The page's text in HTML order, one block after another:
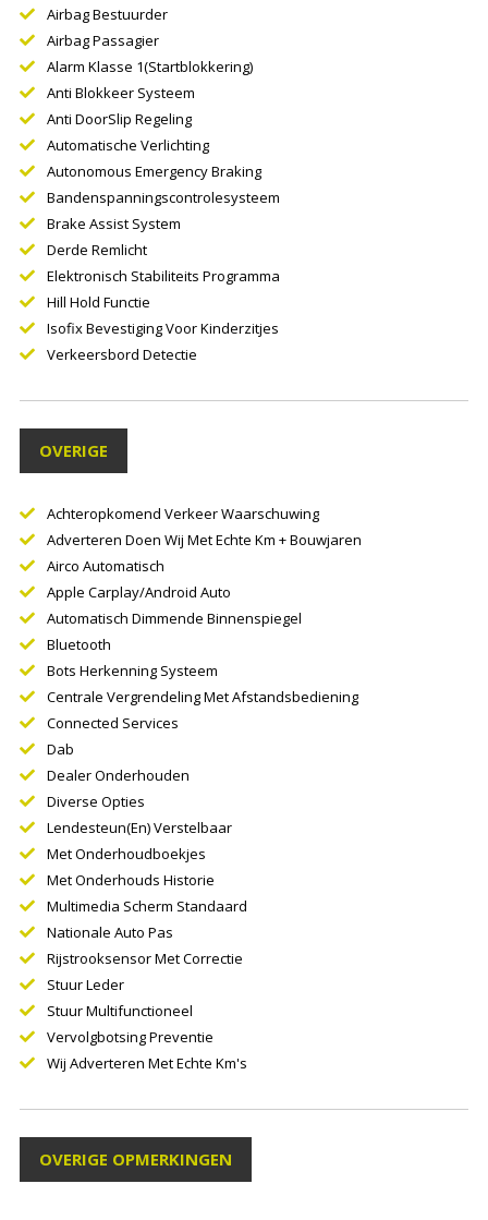
Airbag Bestuurder
Airbag Passagier
Alarm Klasse 1(startblokkering)
Anti Blokkeer Systeem
Anti DoorSlip Regeling
Automatische Verlichting
Autonomous Emergency Braking
Bandenspanningscontrolesysteem
Brake Assist System
Derde Remlicht
Elektronisch Stabiliteits Programma
Hill Hold Functie
Isofix Bevestiging Voor Kinderzitjes
Verkeersbord Detectie
OVERIGE
Achteropkomend Verkeer Waarschuwing
Adverteren Doen Wij Met Echte Km + Bouwjaren
Airco Automatisch
Apple Carplay/Android Auto
Automatisch Dimmende Binnenspiegel
Bluetooth
Bots Herkenning Systeem
Centrale Vergrendeling Met Afstandsbediening
Connected Services
Dab
Dealer Onderhouden
Diverse Opties
Lendesteun(en) Verstelbaar
Met Onderhoudboekjes
Met Onderhouds Historie
Multimedia Scherm Standaard
Nationale Auto Pas
Rijstrooksensor Met Correctie
Stuur Leder
Stuur Multifunctioneel
Vervolgbotsing Preventie
Wij Adverteren Met Echte Km's
OVERIGE OPMERKINGEN